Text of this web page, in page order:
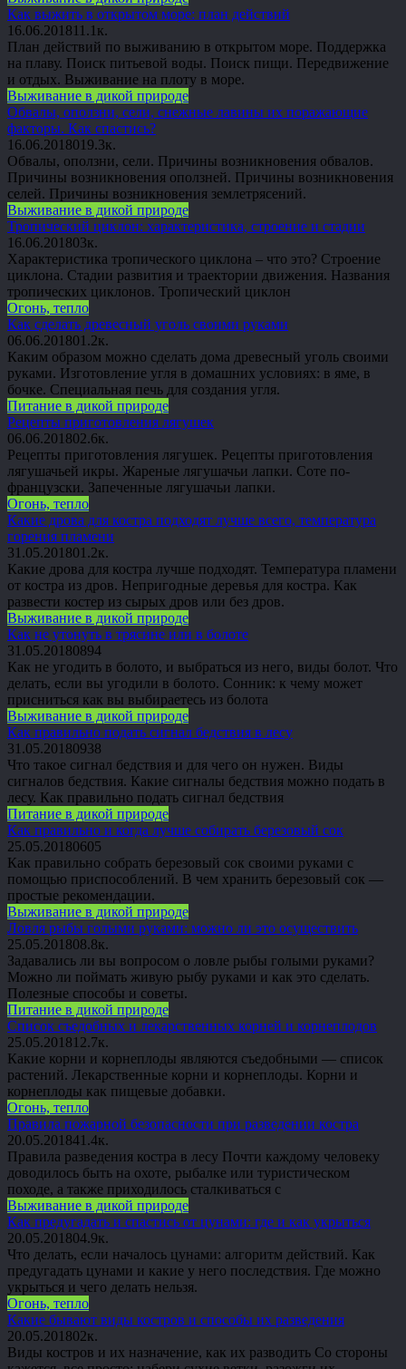
Как выжить в открытом море: план действий
16.06.20181 1.1к.
План действий по выживанию в открытом море. Поддержка
на плаву. Поиск питьевой воды. Поиск пищи. Передвижение
и отдых. Выживание на плоту в море.
Выживание в дикой природе
Обвалы, оползни, сели, снежные лавины их поражающие
факторы. Как спастись?
16.06.2018019.3к.
Обвалы, оползни, сели. Причины возникновения обвалов.
Причины возникновения оползней. Причины возникновения
селей. Причины возникновения землетрясений.
Выживание в дикой природе
Тропический циклон: характеристика, строение и стадии
16.06.201803к.
Характеристика тропического циклона – что это? Строение
циклона. Стадии развития и траектории движения. Названия
тропических циклонов. Тропический циклон
Огонь, тепло
Как сделать древесный уголь своими руками
06.06.201801.2к.
Каким образом можно сделать дома древесный уголь своими
руками. Изготовление угля в домашних условиях: в яме, в
бочке. Специальная печь для создания угля.
Питание в дикой природе
Рецепты приготовления лягушек
06.06.201802.6к.
Рецепты приготовления лягушек. Рецепты приготовления
лягушачьей икры. Жареные лягушачьи лапки. Соте по-
французски. Запеченные лягушачьи лапки.
Огонь, тепло
Какие дрова для костра подходят лучше всего, температура
горения пламени
31.05.201801.2к.
Какие дрова для костра лучше подходят. Температура пламени
от костра из дров. Непригодные деревья для костра. Как
развести костер из сырых дров или без дров.
Выживание в дикой природе
Как не утонуть в трясине или в болоте
31.05.20180894
Как не угодить в болото, и выбраться из него, виды болот. Что
делать, если вы угодили в болото. Сонник: к чему может
присниться как вы выбираетесь из болота
Выживание в дикой природе
Как правильно подать сигнал бедствия в лесу
31.05.20180938
Что такое сигнал бедствия и для чего он нужен. Виды
сигналов бедствия. Какие сигналы бедствия можно подать в
лесу. Как правильно подать сигнал бедствия
Питание в дикой природе
Как правильно и когда лучше собирать березовый сок
25.05.20180605
Как правильно собрать березовый сок своими руками с
помощью приспособлений. В чем хранить березовый сок —
простые рекомендации.
Выживание в дикой природе
Ловля рыбы голыми руками: можно ли это осуществить
25.05.201808.8к.
Задавались ли вы вопросом о ловле рыбы голыми руками?
Можно ли поймать живую рыбу руками и как это сделать.
Полезные способы и советы.
Питание в дикой природе
Список съедобных и лекарственных корней и корнеплодов
25.05.20181 2.7к.
Какие корни и корнеплоды являются съедобными — список
растений. Лекарственные корни и корнеплоды. Корни и
корнеплоды как пищевые добавки.
Огонь, тепло
Правила пожарной безопасности при разведении костра
20.05.201841.4к.
Правила разведения костра в лесу Почти каждому человеку
доводилось быть на охоте, рыбалке или туристическом
походе, а также приходилось сталкиваться с
Выживание в дикой природе
Как предугадать и спастись от цунами: где и как укрыться
20.05.201804.9к.
Что делать, если началось цунами: алгоритм действий. Как
предугадать цунами и какие у него последствия. Где можно
укрыться и чего делать нельзя.
Огонь, тепло
Какие бывают виды костров и способы их разведения
20.05.201802к.
Виды костров и их назначение, как их разводить Со стороны